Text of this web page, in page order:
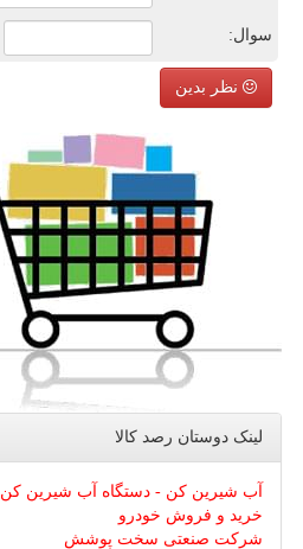
سوال:
نظر بدین
لینک دوستان رصد كالا
آب شیرین کن - دستگاه آب شیرین کن
خرید و فروش خودرو
شرکت صنعتی سخت پوشش